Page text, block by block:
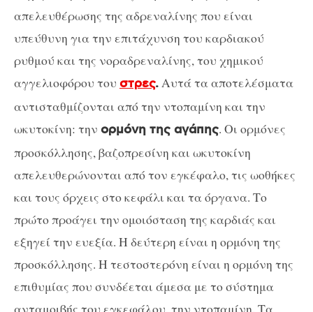
απελευθέρωσης της αδρεναλίνης που είναι
υπεύθυνη για την επιτάχυνση του καρδιακού
ρυθμού και της νοραδρεναλίνης, του χημικού
αγγελιοφόρου του στρες. Αυτά τα αποτελέσματα
αντισταθμίζονται από την ντοπαμίνη και την
ωκυτοκίνη: την ορμόνη της αγάπης. Οι ορμόνες
προσκόλλησης, βαζοπρεσίνη και ωκυτοκίνη
απελευθερώνονται από τον εγκέφαλο, τις ωοθήκες
και τους όρχεις στο κεφάλι και τα όργανα. Το
πρώτο προάγει την ομοιόσταση της καρδιάς και
εξηγεί την ευεξία. Η δεύτερη είναι η ορμόνη της
προσκόλλησης. Η τεστοστερόνη είναι η ορμόνη της
επιθυμίας που συνδέεται άμεσα με το σύστημα
ανταμοιβής του εγκεφάλου, την ντοπαμίνη. Τα